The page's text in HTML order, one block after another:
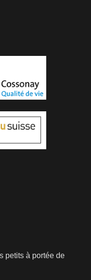
petits à portée de